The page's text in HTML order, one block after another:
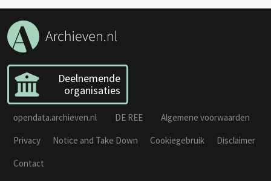
Deelnemende
organisaties
opendata.archieven.nl DE REE
Algemene voorwaarden
Privacy
Notice and Take Down Cookiegebruik
Disclaimer
Contact